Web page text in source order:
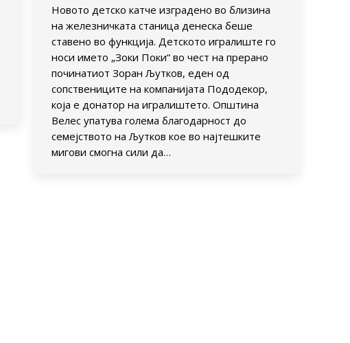
Новото детско катче изградено во близина
на железничката станица денеска беше
ставено во функција. Детското игралиште го
носи името „Зоки Поки“ во чест на прерано
починатиот Зоран Љутков, еден од
сопствениците на компанијата Пододекор,
која е донатор на игралиштето. Општина
Велес упатува голема благодарност до
семејството на Љутков кое во најтешките
мигови смогна сили да…